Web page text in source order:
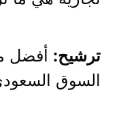
ترشيح: أفضل
السوق